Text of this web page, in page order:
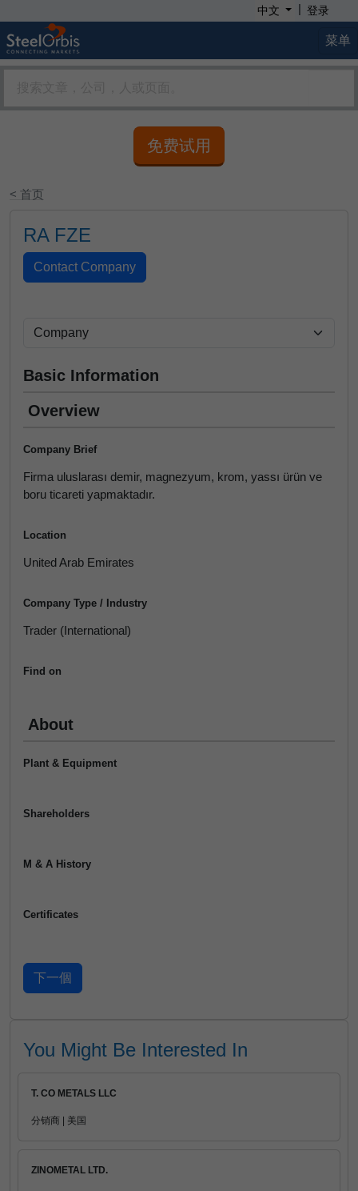
中文 | 登录
菜单
免费试用
< 首页
RA FZE
Basic Information
Overview
Company Brief
Firma uluslarası demir, magnezyum, krom, yassı ürün ve
boru ticareti yapmaktadır.
Location
United Arab Emirates
Company Type / Industry
Trader (International)
Find on
About
Plant & Equipment
Shareholders
M & A History
Certificates
You Might Be Interested In
T. CO METALS LLC
分销商 | 美国
ZINOMETAL LTD.